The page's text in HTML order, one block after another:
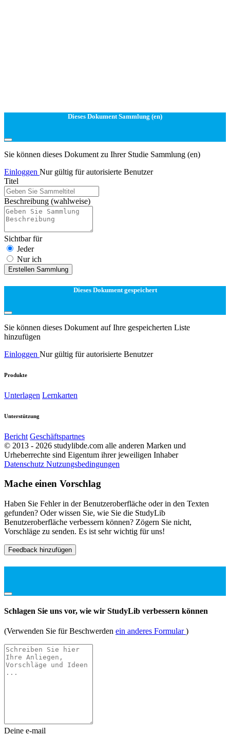
Dieses Dokument Sammlung (en)
Sie können dieses Dokument zu Ihrer Studie Sammlung (en)
Einloggen Nur gültig für autorisierte Benutzer
Titel
Beschreibung (wahlweise)
Sichtbar für
Jeder
Nur ich
Erstellen Sammlung
Dieses Dokument gespeichert
Sie können dieses Dokument auf Ihre gespeicherten Liste
hinzufügen
Einloggen Nur gültig für autorisierte Benutzer
Produkte
Unterlagen Lernkarten
Unterstützung
Bericht Geschäftspartnes
© 2013 - 2026 studylibde.com alle anderen Marken und
Urheberrechte sind Eigentum ihrer jeweiligen Inhaber
Datenschutz Nutzungsbedingungen
Mache einen Vorschlag
Haben Sie Fehler in der Benutzeroberfläche oder in den Texten
gefunden? Oder wissen Sie, wie Sie die StudyLib
Benutzeroberfläche verbessern können? Zögern Sie nicht,
Vorschläge zu senden. Es ist sehr wichtig für uns!
Feedback hinzufügen
Schlagen Sie uns vor, wie wir StudyLib verbessern können
(Verwenden Sie für Beschwerden ein anderes Formular)
Deine e-mail